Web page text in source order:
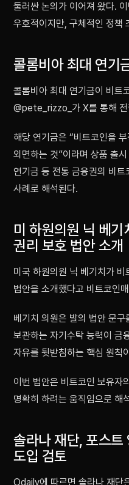
둘러싼 논의가 이어져 왔다.
우호적이지만, 구체적인 정책
콜롬비아 최대 연기
콜롬비아 최대 연기금이 비
@pete_rizzo_가 X를 통해 전
해당 연기금은 “비트코인을
외면하는 것”이라며 상품 출
연기금 등 전통 금융권의 비
사례로 해석된다.
미 하원의원 닉 베
권리 보호 법안 소개
미국 하원의원 닉 베기치가
법안을 소개했다고 비트코인
베기치 의원은 발의 법안 문
보관하는 자기수탁 능력이 금
자유를 뒷받침하는 핵심 원칙
이번 법안은 비트코인 보유자
명확히 하려는 움직임으로 해
솔라나 재단, 포스
도입 검토
Odaily에 따르면 솔라나 재단